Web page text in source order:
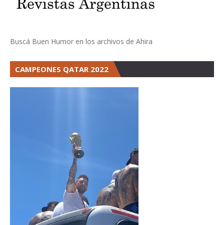
Buscá Buen Humor en los archivos de Ahira
CAMPEONES QATAR 2022